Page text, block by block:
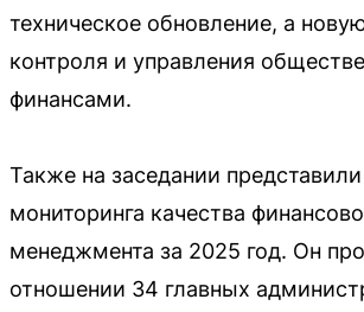
техническое обновление, а
контроля и управления
финансами.
Также на заседании
мониторинга качества
менеджмента за 2025 год. Он
отношении 34 главных